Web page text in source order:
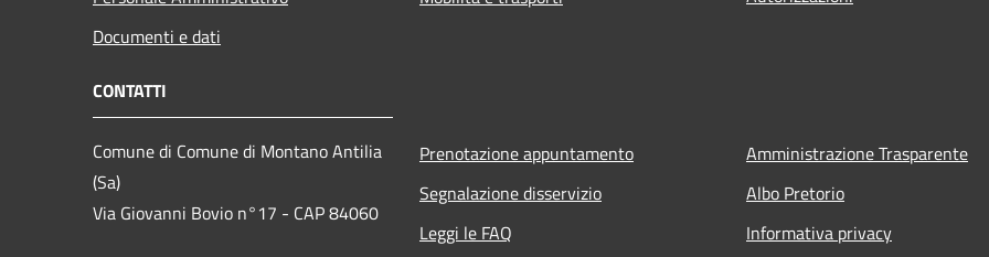
Documenti e dati
CONTATTI
Comune di Comune di Montano Antilia
(Sa)
Via Giovanni Bovio n°17 - CAP 84060
Prenotazione appuntamento
Segnalazione disservizio
Leggi le FAQ
Amministrazione Trasparente
Albo Pretorio
Informativa privacy